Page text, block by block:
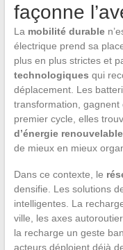
façonne
La mobilité durable
électrique prend sa
plus en plus strictes et
technologiques qui
déplacement. Les
transformation, gagnent
premier cycle, elles
d’énergie renouvelable
de mieux en mieux
Dans ce contexte, le
densifie. Les solutions
intelligentes. La
ville, les axes
la recharge un geste
acteurs déploient déjà